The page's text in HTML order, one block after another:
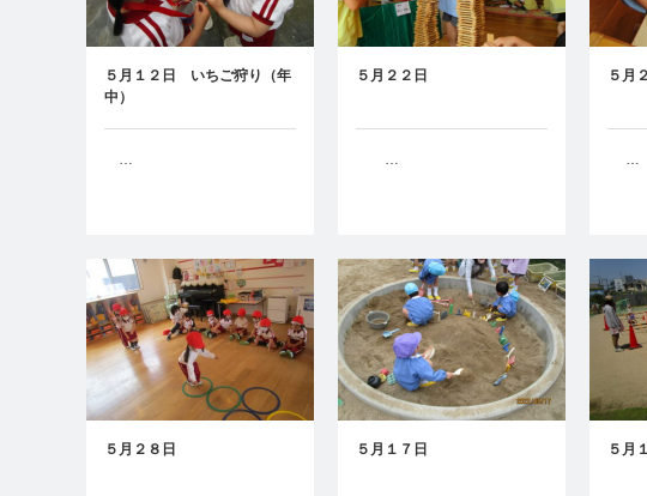
５月１２日 いちご狩り（年
中）
…
５月２２日
…
５月
…
５月２８日 ５月１７日 ５月